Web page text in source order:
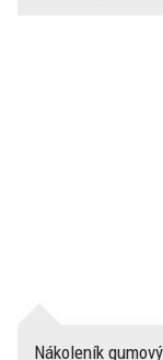
Nákoleník